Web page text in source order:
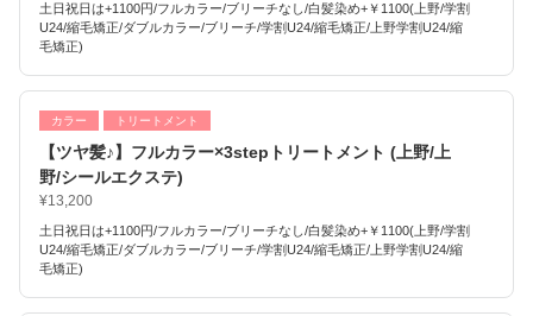
土日祝日は+1100円/フルカラー/ブリーチなし/白髪染め+￥1100(上野/学割
U24/縮毛矯正/ダブルカラー/ブリーチ/学割U24/縮毛矯正/上野学割U24/縮
毛矯正)
カラー トリートメント
【ツヤ髪♪】フルカラー×3stepトリートメント (上野/上
野/シールエクステ)
¥13,200
土日祝日は+1100円/フルカラー/ブリーチなし/白髪染め+￥1100(上野/学割
U24/縮毛矯正/ダブルカラー/ブリーチ/学割U24/縮毛矯正/上野学割U24/縮
毛矯正)